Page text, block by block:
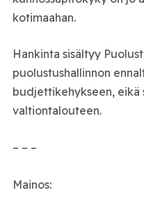
kotimaahan.
Hankinta sisältyy
puolustushallinnon
budjettikehykseen, eikä
valtiontalouteen.
– – –
Mainos: